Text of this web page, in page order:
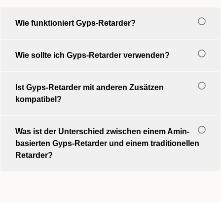
Wie funktioniert Gyps-Retarder?
Wie sollte ich Gyps-Retarder verwenden?
Ist Gyps-Retarder mit anderen Zusätzen
kompatibel?
Was ist der Unterschied zwischen einem Amin-
basierten Gyps-Retarder und einem traditionellen
Retarder?